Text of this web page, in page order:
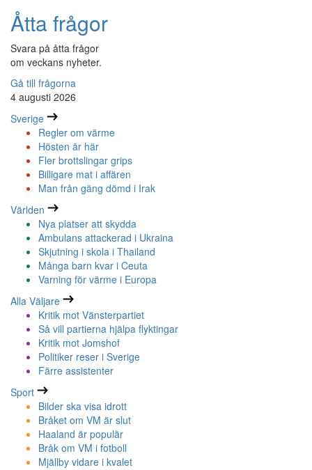
Åtta frågor
Svara på åtta frågor
om veckans nyheter.
Gå till frågorna
4 augusti 2026
Sverige
Regler om värme
Hösten är här
Fler brottslingar grips
Billigare mat i affären
Man från gäng dömd i Irak
Världen
Nya platser att skydda
Ambulans attackerad i Ukraina
Skjutning i skola i Thailand
Många barn kvar i Ceuta
Varning för värme i Europa
Alla Väljare
Kritik mot Vänsterpartiet
Så vill partierna hjälpa flyktingar
Kritik mot Jomshof
Politiker reser i Sverige
Färre assistenter
Sport
Bilder ska visa idrott
Bråket om VM är slut
Haaland är populär
Bråk om VM i fotboll
Mjällby vidare i kvalet